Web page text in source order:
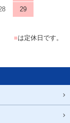
29
■は定休日です。